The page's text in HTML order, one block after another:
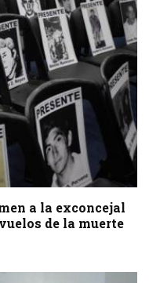
a la exconcejal
de la muerte